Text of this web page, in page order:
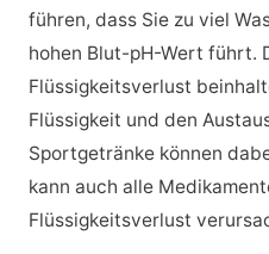
führen, dass Sie zu viel
hohen Blut-pH-Wert führt.
Flüssigkeitsverlust
Flüssigkeit und den
Sportgetränke können
kann auch alle
Flüssigkeitsverlust